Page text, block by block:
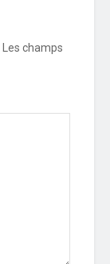
Les champs